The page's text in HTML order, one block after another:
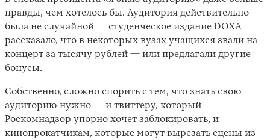
правды, чем хотелось бы. Аудитория действительно
была не случайной — студенческое издание DOXA
рассказало, что в некоторых вузах учащихся звали на
концерт за тысячу рублей — или предлагали другие
бонусы.
Собственно, сложно спорить с тем, что знать свою
аудиторию нужно — и твиттеру, который
Роскомнадзор упорно хочет заблокировать, и
кинопрокатчикам, которые могут вырезать сцены из